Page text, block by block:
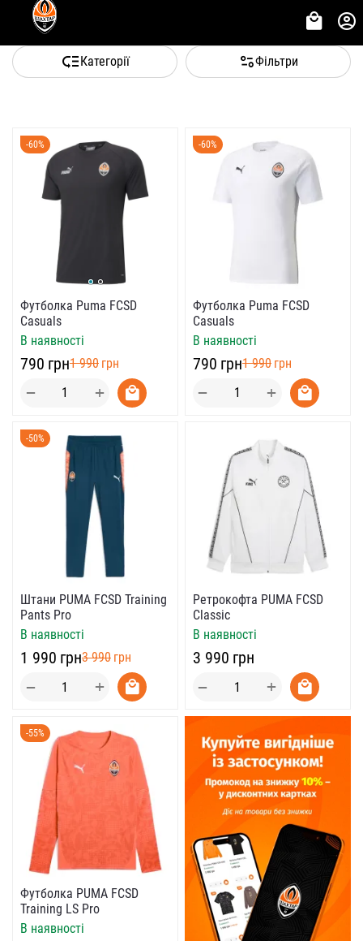
Категорії Фільтри
-60%
Футболка Puma FCSD
Casuals
В наявності
‍790‍ грн‍1 990‍ грн
+
−
-60%
Футболка Puma FCSD
Casuals
В наявності
‍790‍ грн‍1 990‍ грн
+
−
-50%
Штани PUMA FCSD Training
Pants Pro
В наявності
‍1 990‍ грн‍3 990‍ грн
+
−
Ретрокофта PUMA FCSD
Classic
В наявності
‍3 990‍ грн
+
−
-55%
Футболка PUMA FCSD
Training LS Pro
В наявності